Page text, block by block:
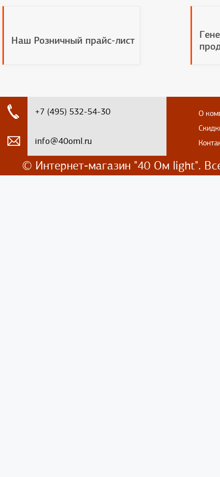
Наш Розничный прайс-лист
+7 (495) 532-54-30
info@40oml.ru
О
© Интернет-магазин "40 Ом light".